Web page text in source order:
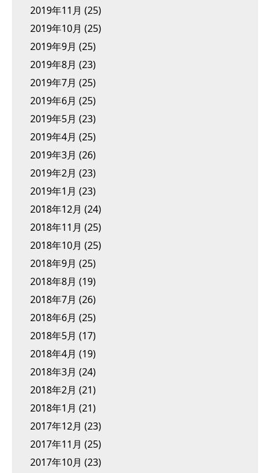
2019年11月 (25)
2019年10月 (25)
2019年9月 (25)
2019年8月 (23)
2019年7月 (25)
2019年6月 (25)
2019年5月 (23)
2019年4月 (25)
2019年3月 (26)
2019年2月 (23)
2019年1月 (23)
2018年12月 (24)
2018年11月 (25)
2018年10月 (25)
2018年9月 (25)
2018年8月 (19)
2018年7月 (26)
2018年6月 (25)
2018年5月 (17)
2018年4月 (19)
2018年3月 (24)
2018年2月 (21)
2018年1月 (21)
2017年12月 (23)
2017年11月 (25)
2017年10月 (23)